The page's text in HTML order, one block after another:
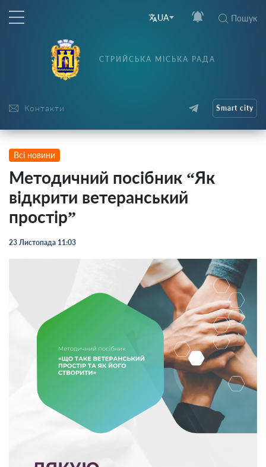
UA Пошук
Контакти
СТРИЙСЬКА МІСЬКА РАДА
Smart city
Всі новини
Методичний посібник “Як
відкрити ветеранський
простір”
23 Листопада 11:03